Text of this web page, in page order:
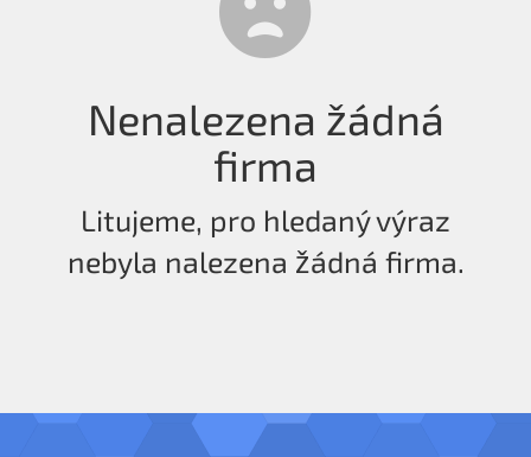
Nenalezena žádná
firma
Litujeme, pro hledaný výraz
nebyla nalezena žádná firma.